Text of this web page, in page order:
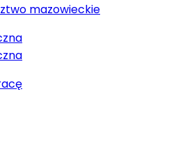
mazowieckie